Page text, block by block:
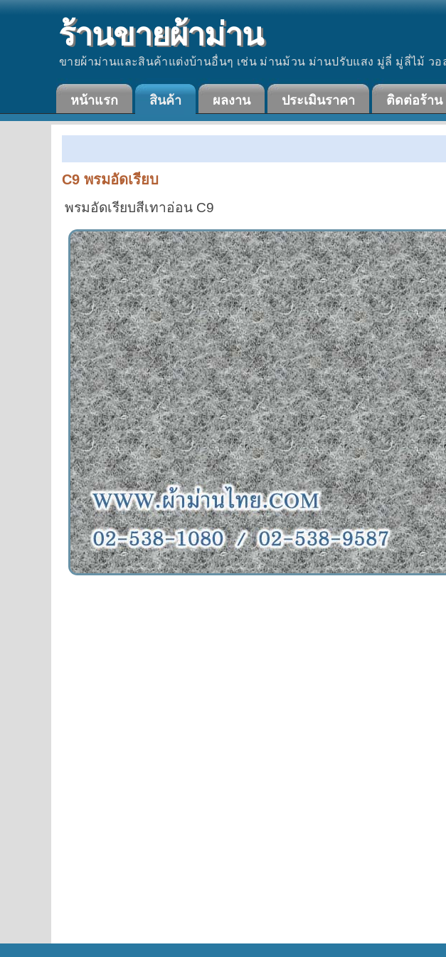
ร้านขายผ้าม่าน
ขายผ้าม่านและสินค้าแต่งบ้านอื่นๆ เช่น ม่านม้วน ม่านปรับแสง มู่ลี่ มู่ลี่ไม้ วอ
หน้าแรก สินค้า ผลงาน ประเมินราคา ติดต่อร้าน
C9 พรมอัดเรียบ
พรมอัดเรียบสีเทาอ่อน C9